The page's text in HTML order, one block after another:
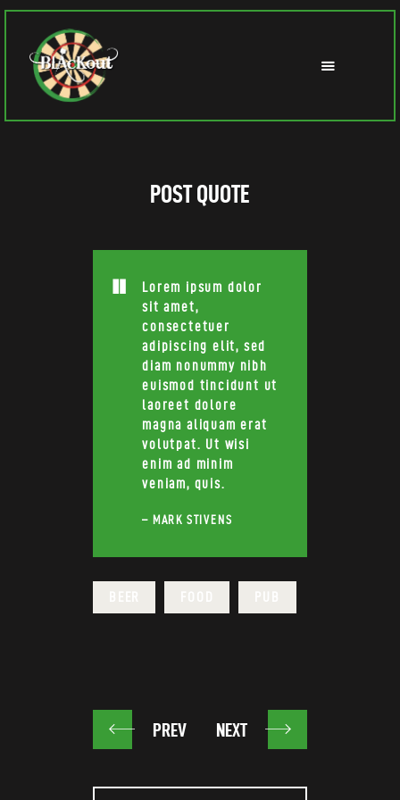
POST QUOTE
Lorem ipsum dolor
sit amet,
consectetuer
adipiscing elit, sed
diam nonummy nibh
euismod tincidunt ut
laoreet dolore
magna aliquam erat
volutpat. Ut wisi
enim ad minim
veniam, quis.
– MARK STIVENS
BEITRAGSNAVIGATION
PREV NEXT